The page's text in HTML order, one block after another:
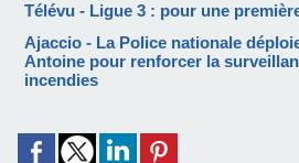
Télévu - Ligue 3 : pour une
Ajaccio - La Police nationale
Antoine pour renforcer la
incendies